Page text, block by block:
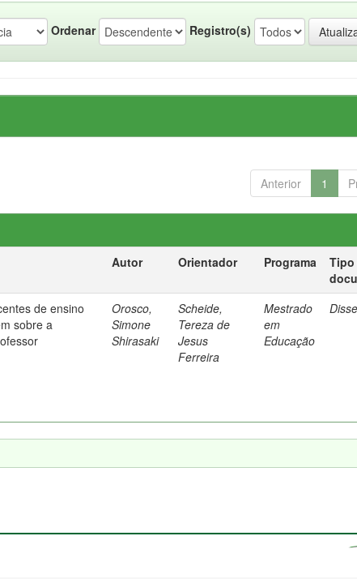
Ordenar Registro(s)
Anterior 1
Autor Orientador Programa
Tipo
de ensino
sobre a
Orosco,
Simone
Shirasaki
Scheide,
Tereza de
Jesus
Ferreira
Mestrado
em
Educação